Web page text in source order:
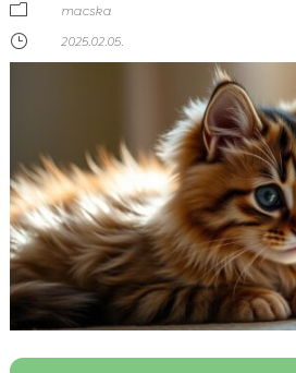
m
macska
}
2025.02.05.